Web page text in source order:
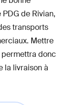
de Rivian,
transports
Mettre
donc
la livraison à